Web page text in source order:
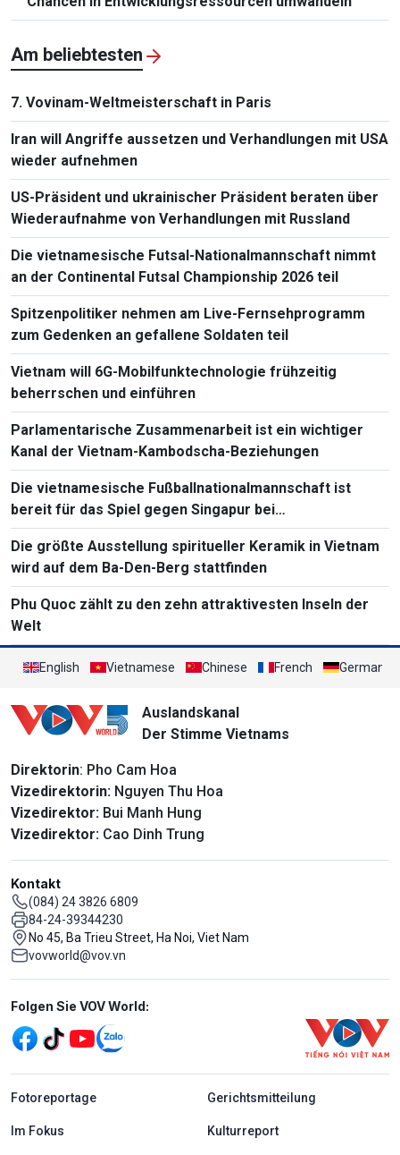
Am beliebtesten
7. Vovinam-Weltmeisterschaft in Paris
Iran will Angriffe aussetzen und Verhandlungen mit USA
wieder aufnehmen
US-Präsident und ukrainischer Präsident beraten über
Wiederaufnahme von Verhandlungen mit Russland
Die vietnamesische Futsal-Nationalmannschaft nimmt
an der Continental Futsal Championship 2026 teil
Spitzenpolitiker nehmen am Live-Fernsehprogramm
zum Gedenken an gefallene Soldaten teil
Vietnam will 6G-Mobilfunktechnologie frühzeitig
beherrschen und einführen
Parlamentarische Zusammenarbeit ist ein wichtiger
Kanal der Vietnam-Kambodscha-Beziehungen
Die vietnamesische Fußballnationalmannschaft ist
bereit für das Spiel gegen Singapur bei
Südostasienmeisterschaft 2026
Die größte Ausstellung spiritueller Keramik in Vietnam
wird auf dem Ba-Den-Berg stattfinden
Phu Quoc zählt zu den zehn attraktivesten Inseln der
Welt
English Vietnamese Chinese French German
Auslandskanal
Der Stimme Vietnams
Direktorin: Pho Cam Hoa
Vizedirektorin: Nguyen Thu Hoa
Vizedirektor: Bui Manh Hung
Vizedirektor: Cao Dinh Trung
Kontakt
(084) 24 3826 6809
84-24-39344230
No 45, Ba Trieu Street, Ha Noi, Viet Nam
vovworld@vov.vn
Mạng xã hội
Folgen Sie VOV World:
menu footer tiếng Đức
Fotoreportage Gerichtsmitteilung
Im Fokus Kulturreport